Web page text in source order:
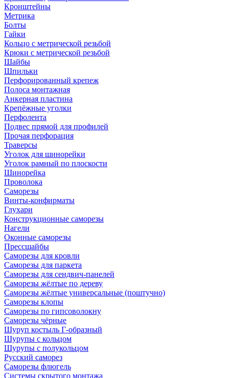
Кронштейны
Метрика
Болты
Гайки
Кольцо с метрической резьбой
Крюки с метрической резьбой
Шайбы
Шпильки
Перфорированный крепеж
Полоса монтажная
Анкерная пластина
Крепёжные уголки
Перфолента
Подвес прямой для профилей
Прочая перфорация
Траверсы
Уголок для шинорейки
Уголок рамный по плоскости
Шинорейка
Проволока
Саморезы
Винты-конфирматы
Глухари
Конструкционные саморезы
Нагели
Оконные саморезы
Прессшайбы
Саморезы для кровли
Саморезы для паркета
Саморезы для сендвич-панелей
Саморезы жёлтые по дереву
Саморезы жёлтые универсальные (поштучно)
Саморезы клопы
Саморезы по гипсоволокну
Саморезы чёрные
Шуруп костыль Г-образный
Шурупы с кольцом
Шурупы с полукольцом
Русский саморез
Саморезы флюгель
Системы скрытого монтажа